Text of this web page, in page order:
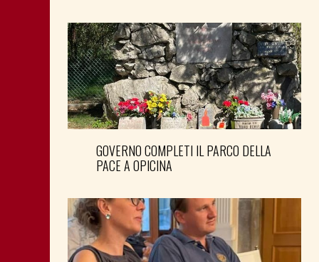
GOVERNO COMPLETI IL PARCO DELLA
PACE A OPICINA